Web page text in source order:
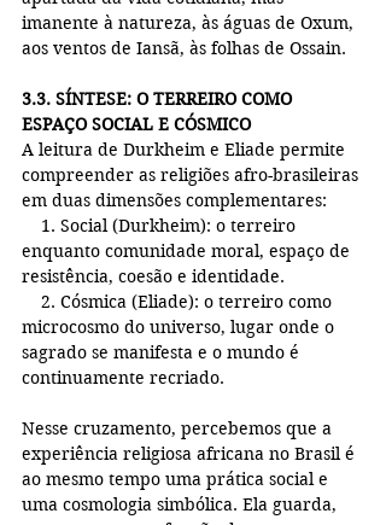
imanente à natureza, às águas de Oxum,
aos ventos de Iansã, às folhas de Ossain.
3.3. SÍNTESE: O TERREIRO COMO
ESPAÇO SOCIAL E CÓSMICO
A leitura de Durkheim e Eliade permite
compreender as religiões afro-brasileiras
em duas dimensões complementares:
enquanto comunidade moral, espaço de
resistência, coesão e identidade.
microcosmo do universo, lugar onde o
sagrado se manifesta e o mundo é
continuamente recriado.
Nesse cruzamento, percebemos que a
experiência religiosa africana no Brasil é
ao mesmo tempo uma prática social e
uma cosmologia simbólica. Ela guarda,